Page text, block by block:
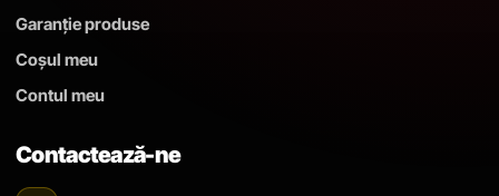
Garanție produse
Coșul meu
Contul meu
Contactează-ne